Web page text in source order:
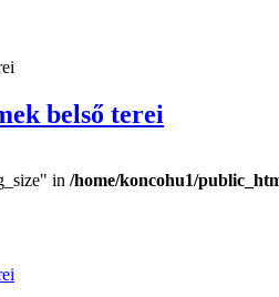
belső terei
in /home/koncohu1/